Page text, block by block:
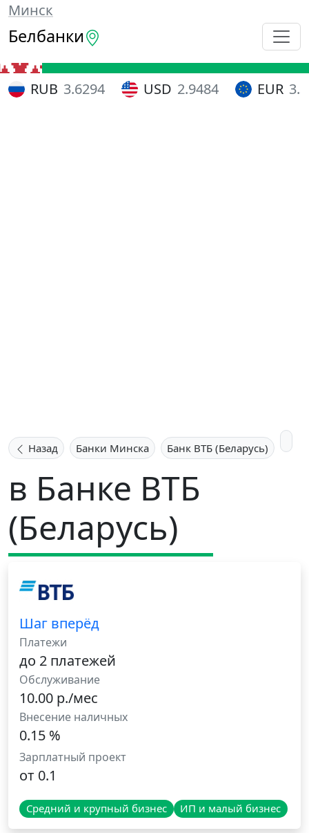
Минск
Белбанки
RUB 3.6294 USD 2.9484 EUR
Назад Банки Минска Банк ВТБ (Беларусь)
в Банке ВТБ
(Беларусь)
Шаг вперёд
Платежи
до 2 платежей
Обслуживание
10.00 р./мес
Внесение наличных
0.15 %
Зарплатный проект
от 0.1
Средний и крупный бизнес ИП и малый бизнес